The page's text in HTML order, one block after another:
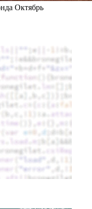
Октябрь